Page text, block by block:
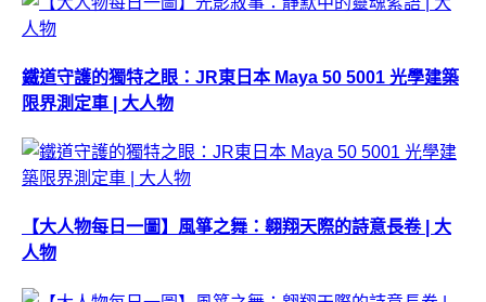
鐵道守護的獨特之眼：JR東日本 Maya 50 5001 光學建築
限界測定車 | 大人物
【大人物每日一圖】風箏之舞：翱翔天際的詩意長卷 | 大
人物